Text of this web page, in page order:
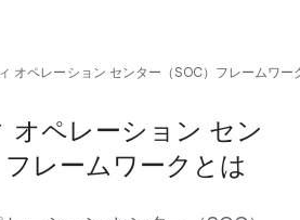
オペレーション センター（SOC）フレームワー
オペレーション セン
レームワークとは